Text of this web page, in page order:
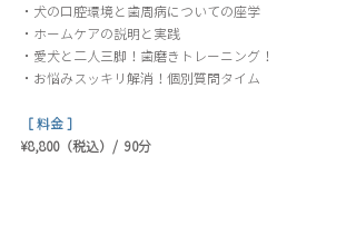
・犬の口腔環境と歯周病についての座学
・ホームケアの説明と実践
・愛犬と二人三脚！歯磨きトレーニング！
・お悩みスッキリ解消！個別質問タイム
［ 料金 ］
¥8,800（税込）/  90分